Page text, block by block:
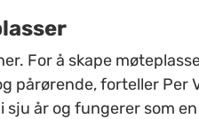
For å skape
pårørende, forteller Per
sju år og fungerer som